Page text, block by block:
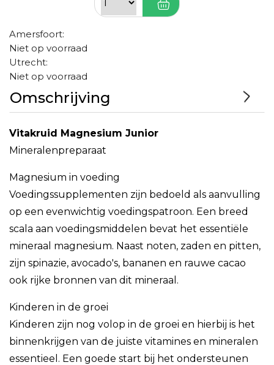
Amersfoort:
Niet op voorraad
Utrecht:
Niet op voorraad
Omschrijving
Vitakruid Magnesium Junior
Mineralenpreparaat
Magnesium in voeding
Voedingssupplementen zijn bedoeld als aanvulling
op een evenwichtig voedingspatroon. Een breed
scala aan voedingsmiddelen bevat het essentiële
mineraal magnesium. Naast noten, zaden en pitten,
zijn spinazie, avocado's, bananen en rauwe cacao
ook rijke bronnen van dit mineraal.
Kinderen in de groei
Kinderen zijn nog volop in de groei en hierbij is het
binnenkrijgen van de juiste vitamines en mineralen
essentieel. Een goede start bij het ondersteunen